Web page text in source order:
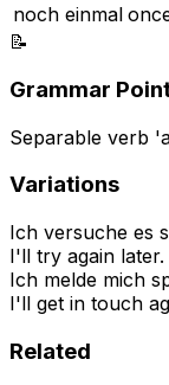
noch einmal
📝
Grammar
Separable verb
Variations
Ich versuche es
I'll try again later.
Ich melde mich
I'll get in touch
Related